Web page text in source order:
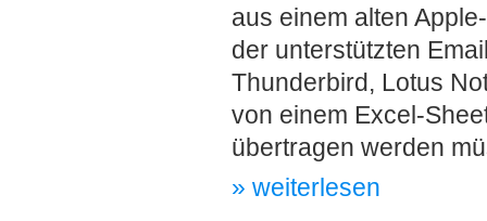
aus einem alten
der unterstützten
Thunderbird, Lotus
von einem Excel-
übertragen werden
» weiterlesen